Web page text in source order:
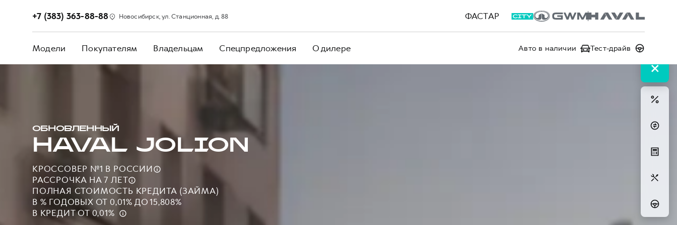
ФАСТАР
+7 (383) 363-88-88 Новосибирск, ул. Станционная, д. 88
Модели Покупателям Владельцам Спецпредложения О дилере Авто в наличии Тест-драйв
ОБНОВЛЕННЫЙ
HAVAL JOLION
КРОССОВЕР №1 В РОССИИ
РАССРОЧКА НА 7 ЛЕТ
ПОЛНАЯ СТОИМОСТЬ КРЕДИТА (ЗАЙМА)
В % ГОДОВЫХ ОТ 0,01% ДО 15,808%
В КРЕДИТ ОТ 0,01%